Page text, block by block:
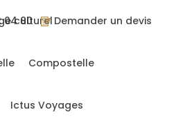
culturel
Compostelle
Ictus Voyages
04 80 Demander un devis